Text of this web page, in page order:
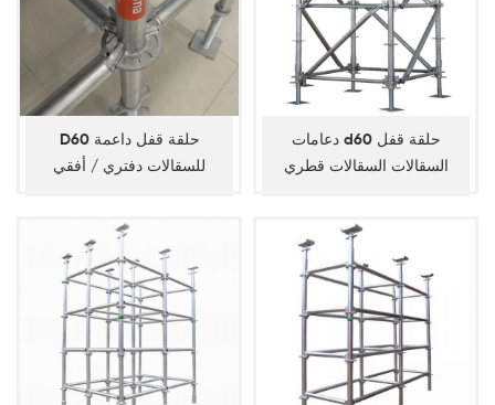
D60 حلقة قفل داعمة
للسقالات دفتري / أفقي
دعامات d60 حلقة قفل
السقالات السقالات قطري